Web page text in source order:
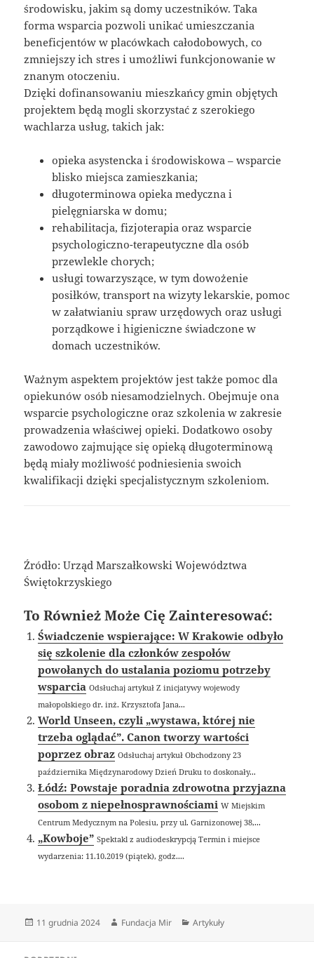
środowisku, jakim są domy uczestników. Taka
forma wsparcia pozwoli unikać umieszczania
beneficjentów w placówkach całodobowych, co
zmniejszy ich stres i umożliwi funkcjonowanie w
znanym otoczeniu.
Dzięki dofinansowaniu mieszkańcy gmin objętych
projektem będą mogli skorzystać z szerokiego
wachlarza usług, takich jak:
opieka asystencka i środowiskowa – wsparcie
blisko miejsca zamieszkania;
długoterminowa opieka medyczna i
pielęgniarska w domu;
rehabilitacja, fizjoterapia oraz wsparcie
psychologiczno-terapeutyczne dla osób
przewlekle chorych;
usługi towarzyszące, w tym dowożenie
posiłków, transport na wizyty lekarskie, pomoc
w załatwianiu spraw urzędowych oraz usługi
porządkowe i higieniczne świadczone w
domach uczestników.
Ważnym aspektem projektów jest także pomoc dla
opiekunów osób niesamodzielnych. Obejmuje ona
wsparcie psychologiczne oraz szkolenia w zakresie
prowadzenia właściwej opieki. Dodatkowo osoby
zawodowo zajmujące się opieką długoterminową
będą miały możliwość podniesienia swoich
kwalifikacji dzięki specjalistycznym szkoleniom.
Źródło: Urząd Marszałkowski Województwa
Świętokrzyskiego
To Również Może Cię Zainteresować:
Świadczenie wspierające: W Krakowie odbyło
się szkolenie dla członków zespołów
powołanych do ustalania poziomu potrzeby
wsparcia Odsłuchaj artykuł Z inicjatywy wojewody
małopolskiego dr. inż. Krzysztofa Jana...
World Unseen, czyli „wystawa, której nie
trzeba oglądać”. Canon tworzy wartości
poprzez obraz Odsłuchaj artykuł Obchodzony 23
października Międzynarodowy Dzień Druku to doskonały...
Łódź: Powstaje poradnia zdrowotna przyjazna
osobom z niepełnosprawnościami W Miejskim
Centrum Medycznym na Polesiu, przy ul. Garnizonowej 38,...
„Kowboje” Spektakl z audiodeskrypcją Termin i miejsce
wydarzenia: 11.10.2019 (piątek), godz....
Data
11 grudnia 2024 Autor
Fundacja Mir Kategorie
Artykuły